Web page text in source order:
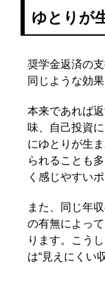
ゆとりが
奨学金返済の
同じような効
本来であれば
味、自己投資
にゆとりが生
られることも
く感じやすい
また、同じ年
の有無によっ
ります。こう
は“見えにくい